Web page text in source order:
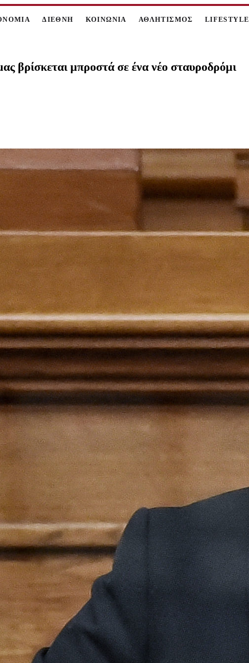
ΔΙΕΘΝΗ ΚΟΙΝΩΝΙΑ ΑΘΛΗΤΙΣΜΟΣ LIFESTYLE
βρίσκεται μπροστά σε ένα νέο σταυροδρόμι